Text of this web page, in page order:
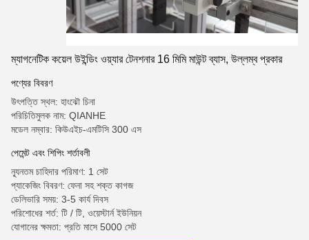
ম্যাগনেটিক কয়েল উইন্ডিং ওয়্যার টেনশনার 16 মিমি মাউন্ট ব্যাস, উল্লম্ব প্রকার
পণ্যের বিবরণ
উৎপত্তি স্থল: হাংঝৌ চিনা
পরিচিতিমুলক নাম: QIANHE
মডেল নম্বার: কিউএইচ-এমটিসি 300 এস
পেমেন্ট এবং শিপিং শর্তাবলী
ন্যূনতম চাহিদার পরিমাণ: 1 সেট
প্যাকেজিং বিবরণ: ফেনা সহ শক্ত কাগজ
ডেলিভারি সময়: 3-5 কার্য দিবস
পরিশোধের শর্ত: টি / টি, ওয়েস্টার্ন ইউনিয়ন
যোগানের ক্ষমতা: প্রতি মাসে 5000 সেট